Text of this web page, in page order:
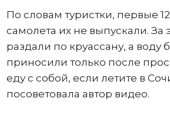
По словам туристки, первые
самолета их не выпускали. За
раздали по круассану, а воду
приносили только после
еду с собой, если летите в
посоветовала автор видео.